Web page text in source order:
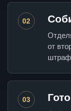
02
от
03